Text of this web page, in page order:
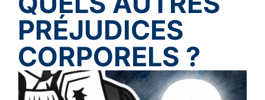
PRÉJUDICES
CORPORELS ?